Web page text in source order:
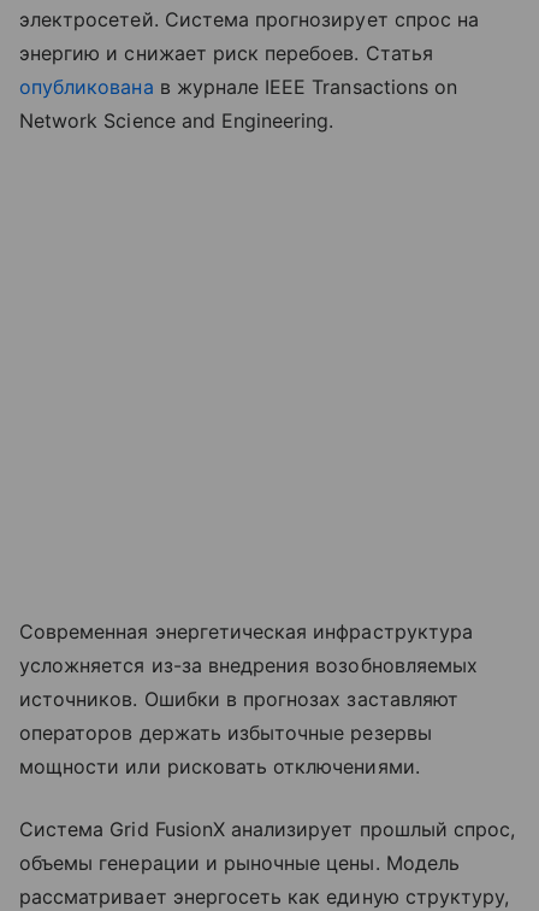
электросетей. Система прогнозирует спрос на
энергию и снижает риск перебоев. Статья
опубликована в журнале IEEE Transactions on
Network Science and Engineering.
Современная энергетическая инфраструктура
усложняется из-за внедрения возобновляемых
источников. Ошибки в прогнозах заставляют
операторов держать избыточные резервы
мощности или рисковать отключениями.
Система Grid FusionX анализирует прошлый спрос,
объемы генерации и рыночные цены. Модель
рассматривает энергосеть как единую структуру,